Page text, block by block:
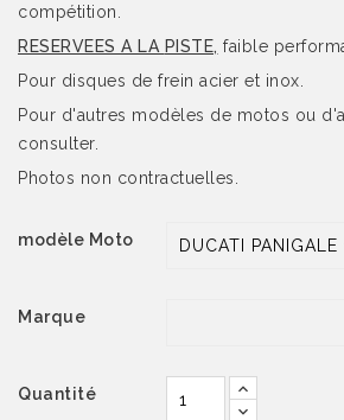
compétition.
RESERVEES A LA PISTE, faible
Pour disques de frein acier et inox.
Pour d'autres modèles de motos ou
consulter.
Photos non contractuelles.
modèle Moto
Marque
Quantité